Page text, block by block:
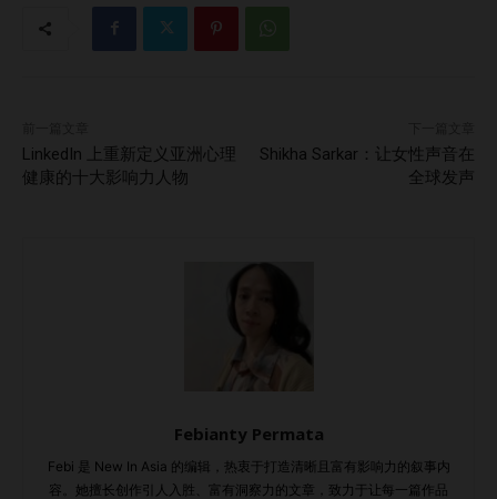
LinkedIn 上重新定义亚洲心理
健康的十大影响力人物
Shikha Sarkar：让女性声音在
全球发声
Febianty Permata
Febi 是 New In Asia 的编辑，热衷于打造清晰且富有影响力的叙事内
容。她擅长创作引人入胜、富有洞察力的文章，致力于让每一篇作品